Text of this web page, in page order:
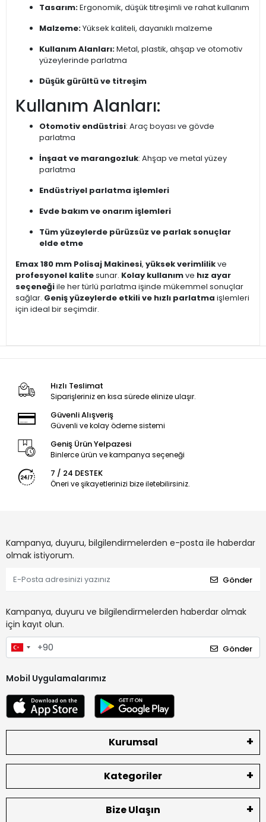
Tasarım:Ergonomik, düşük titreşimli ve rahat kullanım
Malzeme:Yüksek kaliteli, dayanıklı malzeme
Kullanım Alanları:Metal, plastik, ahşap ve otomotiv
yüzeylerinde parlatma
Düşük gürültü ve titreşim
Kullanım Alanları:
Otomotiv endüstrisi: Araç boyası ve gövde
parlatma
İnşaat ve marangozluk: Ahşap ve metal yüzey
parlatma
Endüstriyel parlatma işlemleri
Evde bakım ve onarım işlemleri
Tüm yüzeylerde pürüzsüz ve parlak sonuçlar
elde etme
Emax 180 mm Polisaj Makinesi, yüksek verimlilikve
profesyonel kalitesunar. Kolay kullanımve hız ayar
seçeneğiile her türlü parlatma işinde mükemmel sonuçlar
sağlar. Geniş yüzeylerde etkili ve hızlı parlatma işlemleri
için ideal bir seçimdir.
Hızlı Teslimat
Siparişleriniz en kısa sürede elinize ulaşır.
Güvenli Alışveriş
Güvenli ve kolay ödeme sistemi
Geniş Ürün Yelpazesi
Binlerce ürün ve kampanya seçeneği
7 / 24 DESTEK
Öneri ve şikayetlerinizi bize iletebilirsiniz.
Kampanya, duyuru, bilgilendirmelerden e-posta ile haberdar
olmak istiyorum.
Gönder
Kampanya, duyuru ve bilgilendirmelerden haberdar olmak
için kayıt olun.
Gönder
Mobil Uygulamalarımız
Kurumsal
Kategoriler
Bize Ulaşın